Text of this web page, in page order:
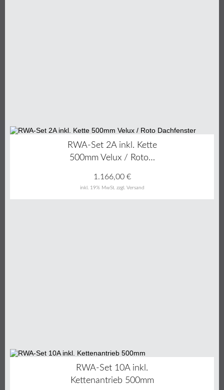
RWA-Set 2A inkl. Kette
500mm Velux / Roto…
inkl. 19% MwSt. zzgl. Versand
1.166,00€
RWA-Set 10A inkl.
Kettenantrieb 500mm